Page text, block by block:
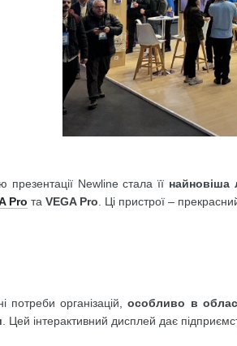
презентації Newline стала її найновіша
Pro та VEGA Pro. Ці пристрої –
потреби організацій,особливо в
. Цей інтерактивний дисплей дає